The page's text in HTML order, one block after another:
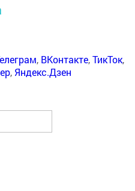
, ВКонтакте,ТикТок,
, Яндекс.Дзен